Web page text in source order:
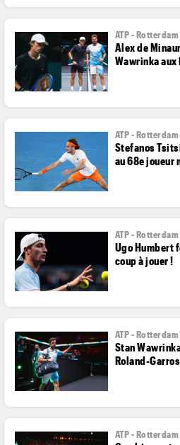
ATP - Rotterdam
Alex de
Wawrinka aux
ATP - Rotterdam
Stefanos
au 68e joueur
ATP - Rotterdam
Ugo Humbert
coup à jouer !
ATP - Rotterdam
Stan
Roland-Garros
ATP - Rotterdam